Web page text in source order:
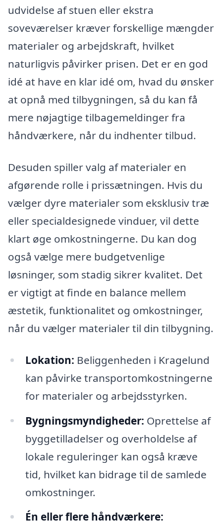
udvidelse af stuen eller ekstra
soveværelser kræver forskellige mængder
materialer og arbejdskraft, hvilket
naturligvis påvirker prisen. Det er en god
idé at have en klar idé om, hvad du ønsker
at opnå med tilbygningen, så du kan få
mere nøjagtige tilbagemeldinger fra
håndværkere, når du indhenter tilbud.
Desuden spiller valg af materialer en
afgørende rolle i prissætningen. Hvis du
vælger dyre materialer som eksklusiv træ
eller specialdesignede vinduer, vil dette
klart øge omkostningerne. Du kan dog
også vælge mere budgetvenlige
løsninger, som stadig sikrer kvalitet. Det
er vigtigt at finde en balance mellem
æstetik, funktionalitet og omkostninger,
når du vælger materialer til din tilbygning.
Lokation: Beliggenheden i Kragelund
kan påvirke transportomkostningerne
for materialer og arbejdsstyrken.
Bygningsmyndigheder: Oprettelse af
byggetilladelser og overholdelse af
lokale reguleringer kan også kræve
tid, hvilket kan bidrage til de samlede
omkostninger.
Én eller flere håndværkere: